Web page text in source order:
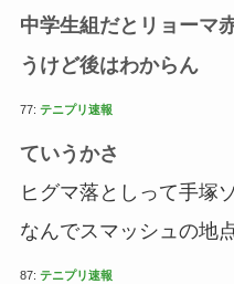
中学生組だとリョーマ
うけど後はわからん
77: テニプリ速報
ていうかさ
ヒグマ落としって手塚
なんでスマッシュの地
87: テニプリ速報